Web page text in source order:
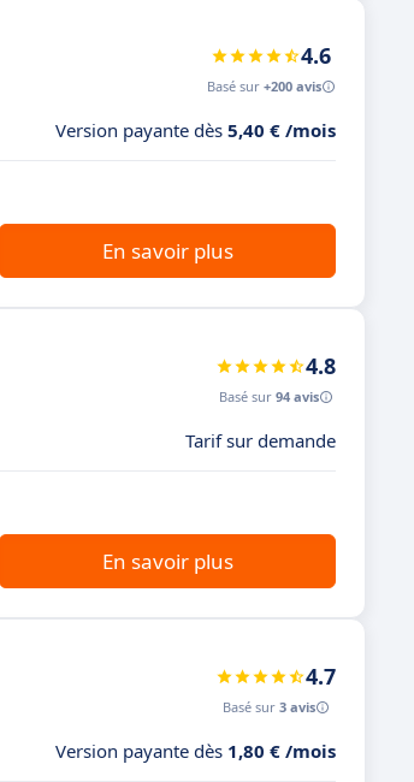
4.6
Basé sur +200 avis
Version payante dès 5,40 € /mois
En savoir plus
4.8
Basé sur 94 avis
Tarif sur demande
En savoir plus
4.7
Basé sur 3 avis
Version payante dès 1,80 € /mois